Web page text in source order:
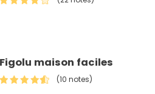
Figolu maison faciles
(10 notes)